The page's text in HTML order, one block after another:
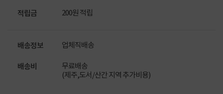
적립금 200원 적립
배송정보 업체직배송
배송비
무료배송
(제주,도서/산간 지역 추가비용)